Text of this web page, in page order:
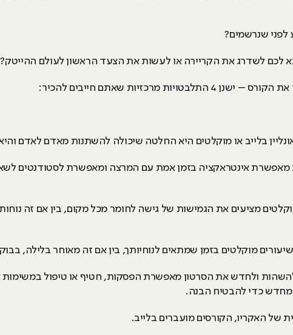
שנרשמים?
לשדרג את הקריירה או לעשות את הצעד הראשון לעולם ההייטק?
מרכזיות שאתם חייבים להכיר:
בלייב או מוקלטים היא החלטה שיכולה להשתנות מאדם לאדם
מאפשרת אינטראקציה בזמן אמת עם המרצה ומאפשרת לסטודנטים
מציעים את הגמישות של גישה לחומר מכל מקום, בין אם זה
מוקלטים בזמן שמתאים לנוחיותך, בין אם זה מאוחר בלילה,
ולחדש את הסרטון מאפשרת הפסקות, חטיף או טיפול
מחדש כדי להבטיח הבנה.
של האקריו, הקורסים מועברים בלייב.